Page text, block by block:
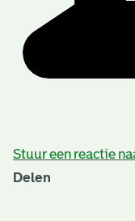
Stuur een reactie
Delen